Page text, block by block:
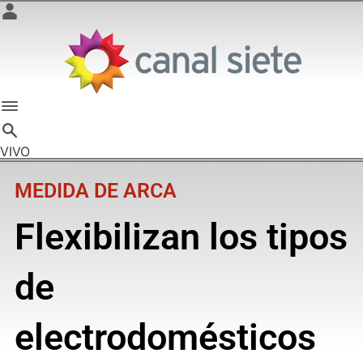
VIVO
MEDIDA DE ARCA
Flexibilizan los tipos
de
electrodomésticos